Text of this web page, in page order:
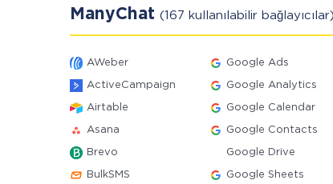
ManyChat (167 kullanılabilir bağlayıcılar)
AWeber Google Ads
ActiveCampaign Google Analytics
Airtable Google Calendar
Asana Google Contacts
Brevo Google Drive
BulkSMS Google Sheets